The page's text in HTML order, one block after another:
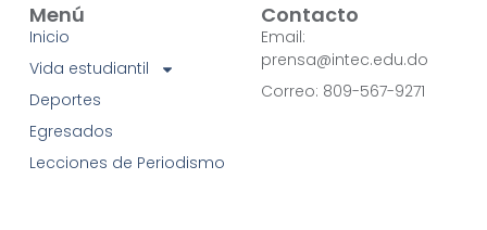
Menú
Inicio
Vida estudiantil
Deportes
Egresados
Lecciones de Periodismo
Contacto
Email:
prensa@intec.edu.do
Correo: 809-567-9271